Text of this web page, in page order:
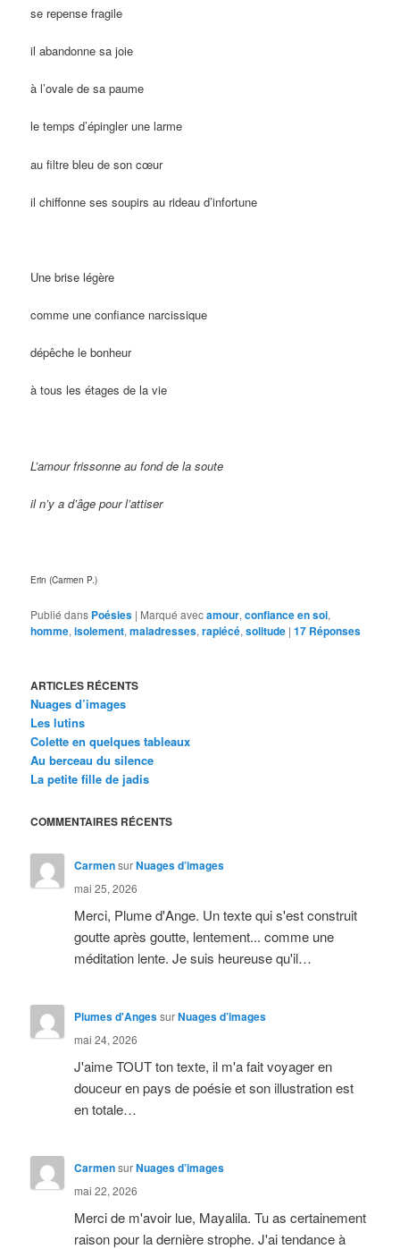
se repense fragile
il abandonne sa joie
à l’ovale de sa paume
le temps d’épingler une larme
au filtre bleu de son cœur
il chiffonne ses soupirs au rideau d’infortune
Une brise légère
comme une confiance narcissique
dépêche le bonheur
à tous les étages de la vie
L’amour frissonne au fond de la soute
il n’y a d’âge pour l’attiser
Erin (Carmen P.)
Publié dans Poésies | Marqué avecamour,confiance en soi,
homme,isolement,maladresses,rapiécé,solitude |17 Réponses
ARTICLES RÉCENTS
Nuages d’images
Les lutins
Colette en quelques tableaux
Au berceau du silence
La petite fille de jadis
COMMENTAIRES RÉCENTS
CarmensurNuages d’images
mai 25, 2026
Merci, Plume d'Ange. Un texte qui s'est construit
goutte après goutte, lentement... comme une
méditation lente. Je suis heureuse qu'il…
Plumes d'AngessurNuages d’images
mai 24, 2026
J'aime TOUT ton texte, il m'a fait voyager en
douceur en pays de poésie et son illustration est
en totale…
CarmensurNuages d’images
mai 22, 2026
Merci de m'avoir lue, Mayalila. Tu as certainement
raison pour la dernière strophe. J'ai tendance à